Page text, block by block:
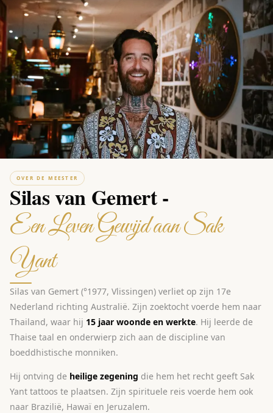
OVER DE MEESTER
Silas van Gemert -
Een Leven Gewijd aan Sak
Yant
Silas van Gemert (°1977, Vlissingen) verliet op zijn 17e
Nederland richting Australië. Zijn zoektocht voerde hem naar
Thailand, waar hij 15 jaar woonde en werkte. Hij leerde de
Thaise taal en onderwierp zich aan de discipline van
boeddhistische monniken.
Hij ontving de heilige zegening die hem het recht geeft Sak
Yant tattoos te plaatsen. Zijn spirituele reis voerde hem ook
naar Brazilië, Hawaï en Jeruzalem.